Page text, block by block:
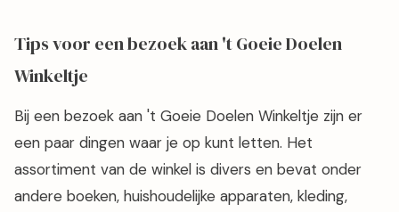
Tips voor een bezoek aan 't Goeie Doelen
Winkeltje
Bij een bezoek aan 't Goeie Doelen Winkeltje zijn er
een paar dingen waar je op kunt letten. Het
assortiment van de winkel is divers en bevat onder
andere boeken, huishoudelijke apparaten, kleding,